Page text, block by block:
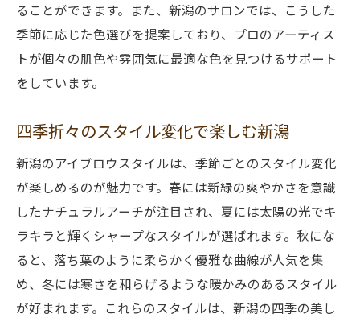
ることができます。また、新潟のサロンでは、こうした
季節に応じた色選びを提案しており、プロのアーティス
トが個々の肌色や雰囲気に最適な色を見つけるサポート
をしています。
四季折々のスタイル変化で楽しむ新潟
新潟のアイブロウスタイルは、季節ごとのスタイル変化
が楽しめるのが魅力です。春には新緑の爽やかさを意識
したナチュラルアーチが注目され、夏には太陽の光でキ
ラキラと輝くシャープなスタイルが選ばれます。秋にな
ると、落ち葉のように柔らかく優雅な曲線が人気を集
め、冬には寒さを和らげるような暖かみのあるスタイル
が好まれます。これらのスタイルは、新潟の四季の美し